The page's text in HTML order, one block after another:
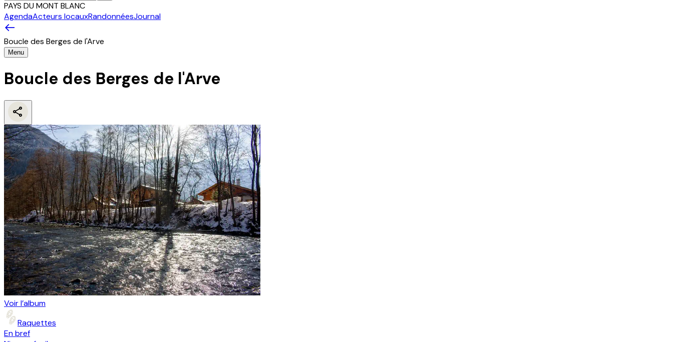
PAYS DU MONT BLANC
AgendaActeurs locauxRandonnéesJournal
Boucle des Berges de l'Arve
Menu
Boucle des Berges de l'Arve
Voir l’album
Raquettes
En bref